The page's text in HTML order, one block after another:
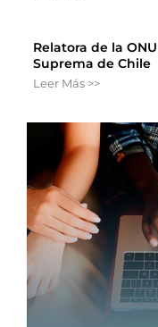
Relatora de la
Suprema de Chile
Leer Más >>